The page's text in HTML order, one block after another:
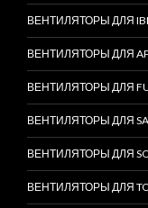
ВЕНТИЛЯТОРЫ ДЛЯ
ВЕНТИЛЯТОРЫ ДЛЯ
ВЕНТИЛЯТОРЫ ДЛЯ
ВЕНТИЛЯТОРЫ ДЛЯ
ВЕНТИЛЯТОРЫ ДЛЯ
ВЕНТИЛЯТОРЫ ДЛЯ